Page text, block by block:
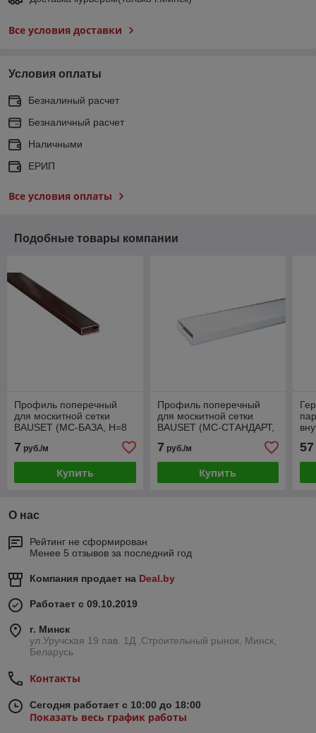
Все условия доставки
Условия оплаты
Безналиный расчет
Безналичный расчет
Наличными
ЕРИП
Все условия оплаты
Подобные товары компании
Профиль поперечный
для москитной сетки
BAUSET (МС-БАЗА, H=8
коричневый)
7 руб./м
Купить
Профиль поперечный
для москитной сетки
BAUSET (МС-СТАНДАРТ,
H=8 мм, B=20 мм, L=6 м,
белый)
7 руб./м
Купить
57
О нас
Рейтинг не сформирован
Менее 5 отзывов за последний год
Компания продает на Deal.by
Работает с 09.10.2019
г. Минск
ул.Уручская 19 пав. 1Д .Строительный рынок, Минск,
Беларусь
Контакты
Сегодня работает с 10:00 до 18:00
Показать весь график работы